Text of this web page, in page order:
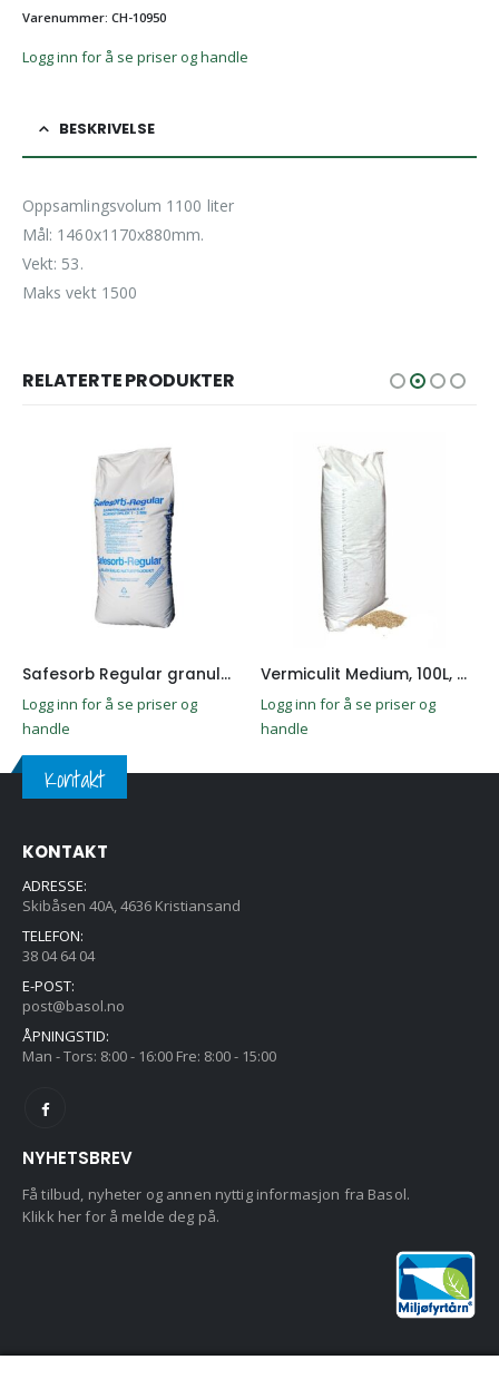
Varenummer: CH-10950
Logg inn for å se priser og handle
BESKRIVELSE
Oppsamlingsvolum 1100 liter
Mål: 1460x1170x880mm.
Vekt: 53.
Maks vekt 1500
RELATERTE PRODUKTER
Safesorb Regular granulat 20KG
Logg inn for å se priser og
handle
Vermiculit Medium, 100L, mediumkornet granulat
Logg inn for å se priser og
handle
Kontakt
KONTAKT
ADRESSE:
Skibåsen 40A, 4636 Kristiansand
TELEFON:
38 04 64 04
E-POST:
post@basol.no
ÅPNINGSTID:
Man - Tors: 8:00 - 16:00 Fre: 8:00 - 15:00
NYHETSBREV
Få tilbud, nyheter og annen nyttig informasjon fra Basol.
Klikk her for å melde deg på.